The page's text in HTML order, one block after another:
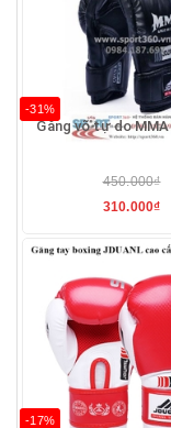
-31%
Găng võ tự do
450.000₫
310.000₫
-17%